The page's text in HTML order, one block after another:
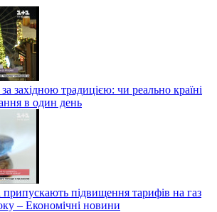
західною традицією: чи реально країні
в один день
підвищення тарифів на газ
– Економічні новини